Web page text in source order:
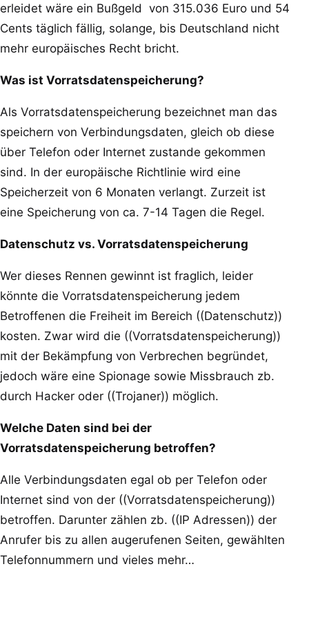
erleidet wäre ein Bußgeld von 315.036 Euro und 54
Cents täglich fällig, solange, bis Deutschland nicht
mehr europäisches Recht bricht.
Was ist Vorratsdatenspeicherung?
Als Vorratsdatenspeicherung bezeichnet man das
speichern von Verbindungsdaten, gleich ob diese
über Telefon oder Internet zustande gekommen
sind. In der europäische Richtlinie wird eine
Speicherzeit von 6 Monaten verlangt. Zurzeit ist
eine Speicherung von ca. 7-14 Tagen die Regel.
Datenschutz vs. Vorratsdatenspeicherung
Wer dieses Rennen gewinnt ist fraglich, leider
könnte die Vorratsdatenspeicherung jedem
Betroffenen die Freiheit im Bereich ((Datenschutz))
kosten. Zwar wird die ((Vorratsdatenspeicherung))
mit der Bekämpfung von Verbrechen begründet,
jedoch wäre eine Spionage sowie Missbrauch zb.
durch Hacker oder ((Trojaner)) möglich.
Welche Daten sind bei der
Vorratsdatenspeicherung betroffen?
Alle Verbindungsdaten egal ob per Telefon oder
Internet sind von der ((Vorratsdatenspeicherung))
betroffen. Darunter zählen zb. ((IP Adressen)) der
Anrufer bis zu allen augerufenen Seiten, gewählten
Telefonnummern und vieles mehr…